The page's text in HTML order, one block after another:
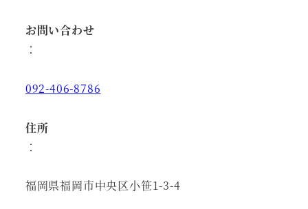
お問い合わせ
：
092-406-8786
住所
：
福岡県福岡市中央区小笹1-3-4